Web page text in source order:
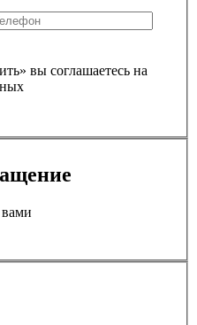
вы соглашаетесь на